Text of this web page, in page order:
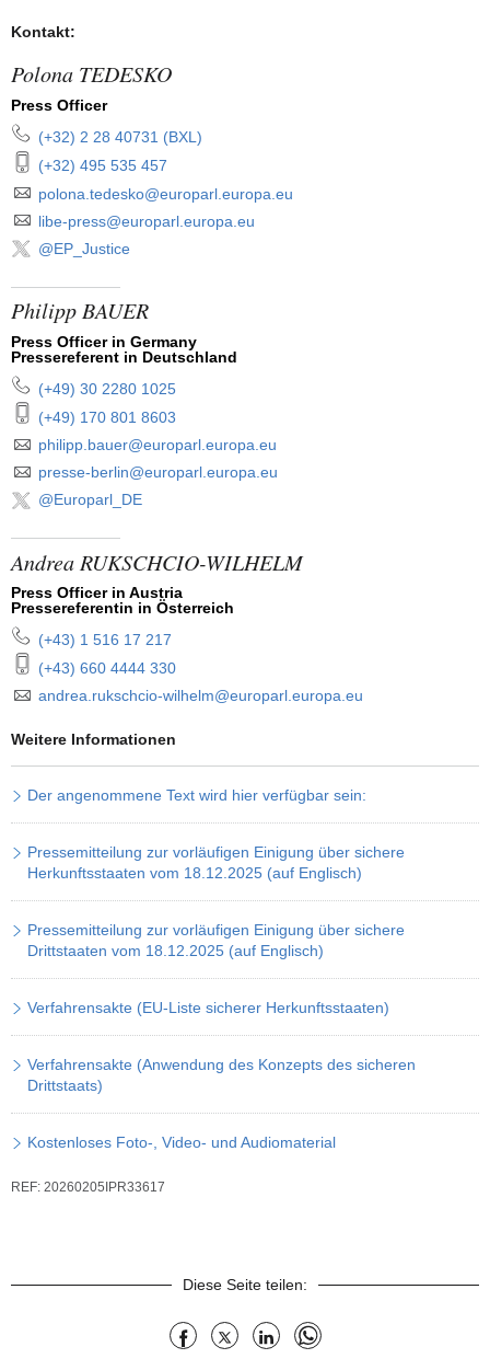
Kontakt:
Polona TEDESKO
Press Officer
(+32) 2 28 40731 (BXL)
(+32) 495 535 457
polona.tedesko@europarl.europa.eu
libe-press@europarl.europa.eu
@EP_Justice
Philipp BAUER
Press Officer in Germany
Pressereferent in Deutschland
(+49) 30 2280 1025
(+49) 170 801 8603
philipp.bauer@europarl.europa.eu
presse-berlin@europarl.europa.eu
@Europarl_DE
Andrea RUKSCHCIO-WILHELM
Press Officer in Austria
Pressereferentin in Österreich
(+43) 1 516 17 217
(+43) 660 4444 330
andrea.rukschcio-wilhelm@europarl.europa.eu
Weitere Informationen
Der angenommene Text wird hier verfügbar sein:
Pressemitteilung zur vorläufigen Einigung über sichere
Herkunftsstaaten vom 18.12.2025 (auf Englisch)
Pressemitteilung zur vorläufigen Einigung über sichere
Drittstaaten vom 18.12.2025 (auf Englisch)
Verfahrensakte (EU-Liste sicherer Herkunftsstaaten)
Verfahrensakte (Anwendung des Konzepts des sicheren
Drittstaats)
Kostenloses Foto-, Video- und Audiomaterial
Referenz
REF: 20260205IPR33617
Diese Seite teilen:
Facebook
X LinkedInWhatsApp